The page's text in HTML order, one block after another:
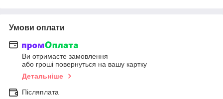
Умови оплати
Ви отримаєте замовлення
або гроші повернуться на вашу картку
Детальніше
Післяплата